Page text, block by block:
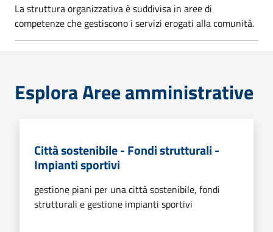
La struttura organizzativa è suddivisa in aree di
competenze che gestiscono i servizi erogati alla comunità.
Esplora Aree amministrative
Città sostenibile - Fondi strutturali -
Impianti sportivi
gestione piani per una città sostenibile, fondi
strutturali e gestione impianti sportivi